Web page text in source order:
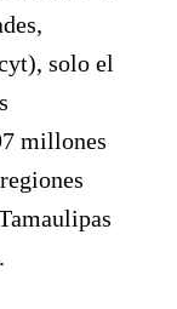
solo el
millones